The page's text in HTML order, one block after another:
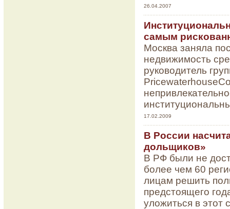
26.04.2007
самым
Москва заняла
недвижимость
руководитель
17.02.2009
В России
дольщиков»
В РФ были не
более чем 60
лицам решить
предстоящего
уложиться в этот